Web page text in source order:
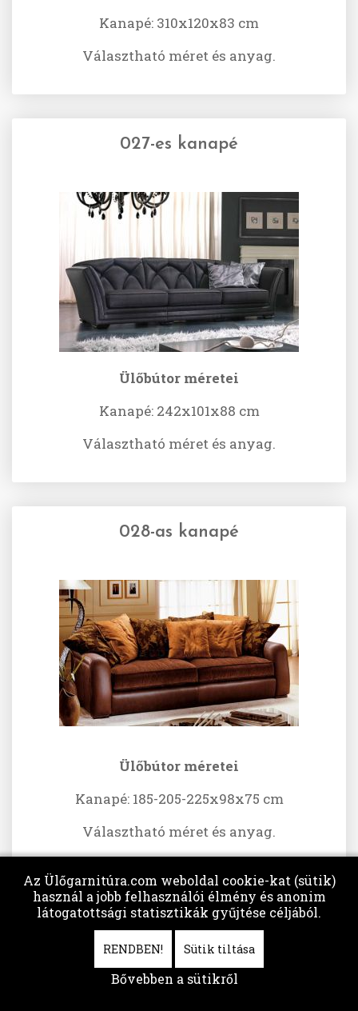
Kanapé: 310х120х83 cm
Választható méret és anyag.
027-es kanapé
Ülőbútor méretei
Kanapé: 242x101x88 cm
Választható méret és anyag.
028-as kanapé
Ülőbútor méretei
Kanapé: 185-205-225x98x75 cm
Választható méret és anyag.
029-es kanapé
Az Ülőgarnitúra.com weboldal cookie-kat (sütik)
használ a jobb felhasználói élmény és anonim
látogatottsági statisztikák gyűjtése céljából.
RENDBEN! Sütik tiltása
Bővebben a sütikről